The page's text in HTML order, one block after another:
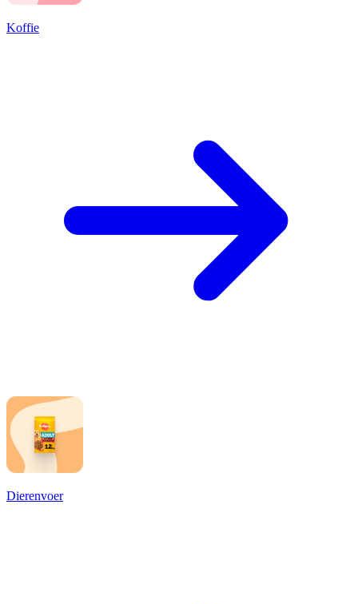
Koffie
Dierenvoer